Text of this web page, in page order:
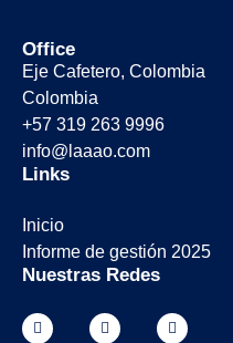
Office
Eje Cafetero, Colombia
Colombia
+57 319 263 9996
info@laaao.com
Links
Inicio
Informe de gestión 2025
Nuestras Redes